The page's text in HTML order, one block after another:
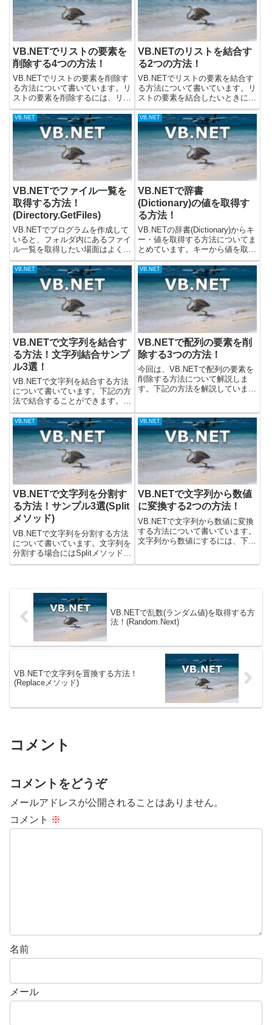
VB.NETでリストの要素を
削除する4つの方法！
VB.NETでリストの要素を削除す
る方法について書いています。リ
ストの要素を削除するには、リス
トから下記のメソッドを呼び出し
て削除することができます。・
Removeメソッド・RemoveAtメ
ソッド・RemoveRangeメソッ
ド・Clea...
VB.NETのリストを結合す
る2つの方法！
VB.NETでリストの要素を結合す
る方法について書いています。リ
ストの要素を結合したいときに
は、下記の2つのメソッドを使う
ことができます。・Concatメソ
ッド・AddRangeメソッドConcat
メソッドで結合するリストから
Concatメ...
VB.NET
VB.NETでファイル一覧を
取得する方法！
(Directory.GetFiles)
VB.NETでプログラムを作成して
いると、フォルダ内にあるファイ
ル一覧を取得したい場面はよくあ
ります。例えば、次のようなケー
スです。フォルダ内のログファイ
ルをすべて処理したい指定フォル
ダにある画像ファイルだけを一覧
表示したいCSVファイルを...
VB.NET
VB.NETで辞書
(Dictionary)の値を取得す
る方法！
VB.NETの辞書(Dictionary)からキ
ー・値を取得する方法についてま
とめています。キーから値を取得
する以外にも、辞書から下記のデ
ータを取得する方法について書い
ています。・キーから値を取得す
る・すべてのキーと値・すべての
キー・すべて...
VB.NET
VB.NETで文字列を結合す
る方法！文字列結合サンプ
ル3選！
VB.NETで文字列を結合する方法
について書いています。下記の方
法で結合することができます。・
+演算子を使う・Concatメソッド
を使う・Joinメソッドを使う(配
列の文字列を結合)載せているコ
ードについては、.Netのバージョ
ン7で動作を...
VB.NET
VB.NETで配列の要素を削
除する3つの方法！
今回は、VB.NETで配列の要素を
削除する方法について解説しま
す。下記の方法を解説していま
Array.Clearメソッドで要素をすべ
て削除する・LINQを使用して要
素を削除する(配列サ...
VB.NET
VB.NETで文字列を分割す
る方法！サンプル3選(Split
メソッド)
VB.NETで文字列を分割する方法
について書いています。文字列を
分割する場合にはSplitメソッドを
呼んで分割すると良いです。まず
ードを記載しました。載せている
コードについて...
VB.NET
VB.NETで文字列から数値
に変換する2つの方法！
VB.NETで文字列から数値に変換
する方法について書いています。
文字列から数値にするには、下記
VB.NETで乱数(ランダム値)を取得する方
法！(Random.Next)
VB.NETで文字列を置換する方法！
(Replaceメソッド)
コメント
コメントをどうぞ
メールアドレスが公開されることはありません。
コメント ※
名前
メール